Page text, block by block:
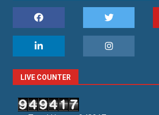
LIVE COUNTER